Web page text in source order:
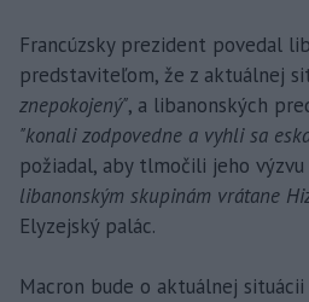
Francúzsky prezident povedal
predstaviteľom, že z aktuálnej
znepokojený", a libanonských
"konali zodpovedne a vyhli sa
požiadal, aby tlmočili jeho
libanonským skupinám vrátane
Elyzejský palác.
Macron bude o aktuálnej